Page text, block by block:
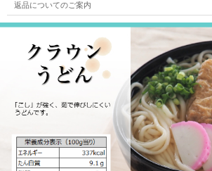
返品についてのご案内